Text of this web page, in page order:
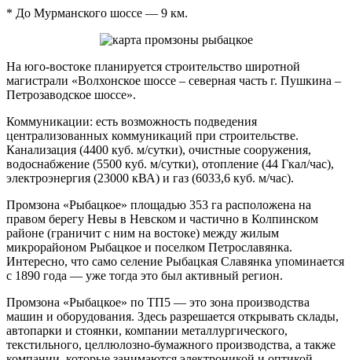
* До Мурманского шоссе — 9 км.
На юго-востоке планируется строительство широтной
магистрали «Волхонское шоссе – северная часть г. Пушкина –
Петрозаводское шоссе».
Коммуникации: есть возможность подведения
централизованных коммуникаций при строительстве.
Канализация (4400 куб. м/сутки), очистные сооружения,
водоснабжение (5500 куб. м/сутки), отопление (44 Гкал/час),
электроэнергия (23000 кВА) и газ (6033,6 куб. м/час).
Промзона «Рыбацкое» площадью 353 га расположена на
правом берегу Невы в Невском и частично в Колпинском
районе (граничит с ним на востоке) между жилым
микрорайоном Рыбацкое и поселком Петрославянка.
Интересно, что само селение Рыбацкая Славянка упоминается
с 1890 года — уже тогда это был активный регион.
Промзона «Рыбацкое» по ТП5 — это зона производства
машин и оборудования. Здесь разрешается открывать склады,
автопарки и стоянки, компании металлургического,
текстильного, целлюлозно-бумажного производства, а также